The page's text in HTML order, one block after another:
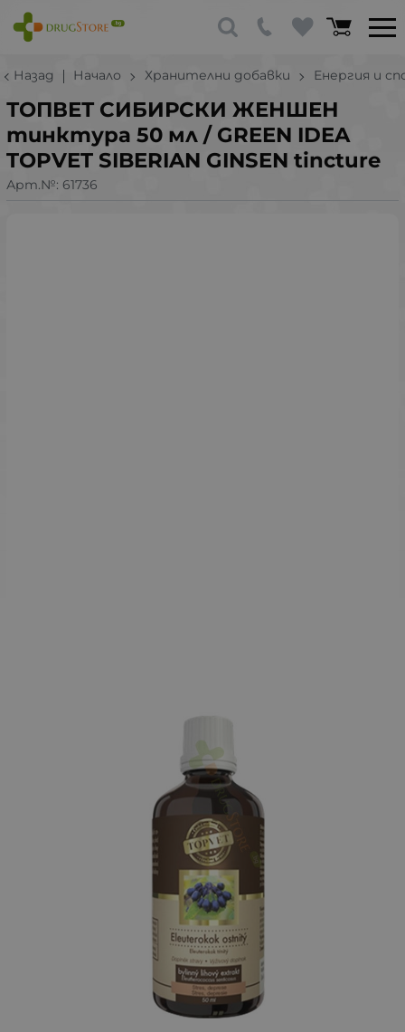
Назад Начало Хранителни добавки Енергия и
ТОПВЕТ СИБИРСКИ ЖЕНШЕН
тинктура 50 мл / GREEN IDEA
TOPVET SIBERIAN GINSEN tincture
Арт.№: 61736